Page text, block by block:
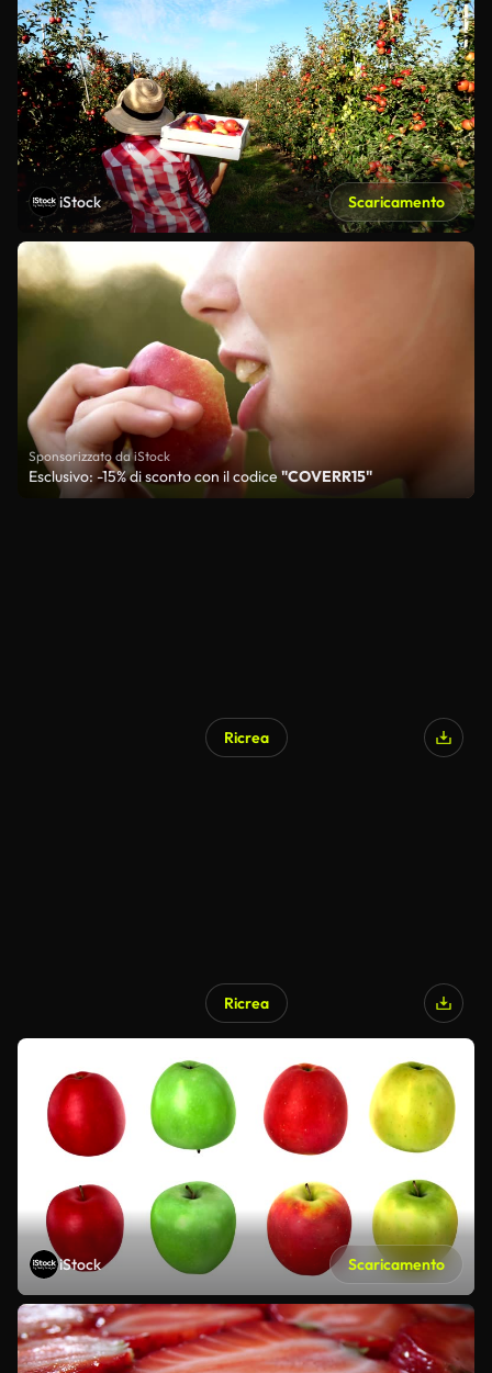
iStock Scaricamento
Sponsorizzato da iStock
Esclusivo: -15% di sconto con il codice"COVERR15"
Ricrea
Ricrea
iStock Scaricamento